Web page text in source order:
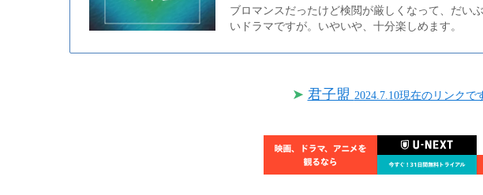
ブロマンスだったけど検閲が厳しくなって、だい
いドラマですが。いやいや、十分楽しめます。
➤ 君子盟 2024.7.10現在のリンクで